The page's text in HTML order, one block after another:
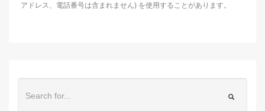
アドレス、電話番号は含まれません) を使用することがあります。